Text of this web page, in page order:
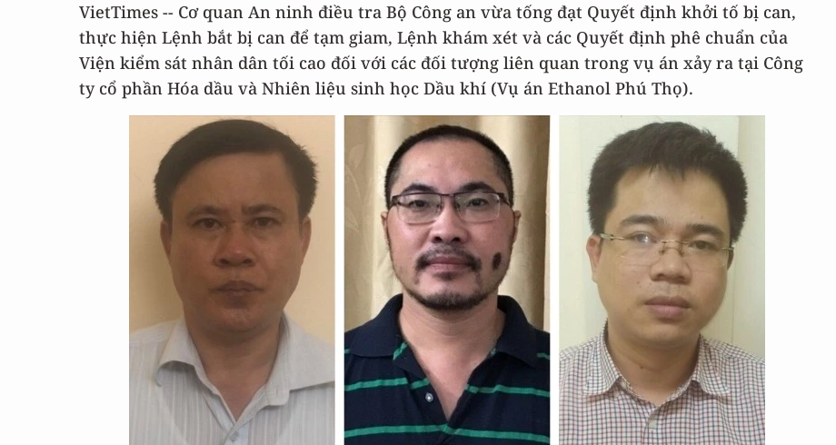
VietTimes -- Cơ quan An ninh điều tra Bộ Công an vừa tống đạt Quyết định khởi tố bị can,
thực hiện Lệnh bắt bị can để tạm giam, Lệnh khám xét và các Quyết định phê chuẩn của
Viện kiểm sát nhân dân tối cao đối với các đối tượng liên quan trong vụ án xảy ra tại Công
ty cổ phần Hóa dầu và Nhiên liệu sinh học Dầu khí (Vụ án Ethanol Phú Thọ).